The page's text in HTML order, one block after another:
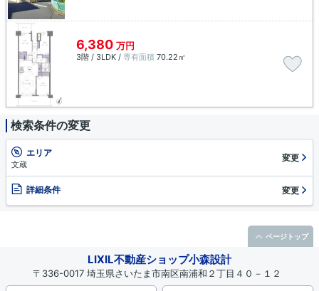
6,380 万円
3階 / 3LDK / 専有面積 70.22㎡
検索条件の変更
エリア
文蔵
変更
詳細条件 変更
LIXIL不動産ショップ小森設計
〒336-0017 埼玉県さいたま市南区南浦和２丁目４０－１２
ページトップ